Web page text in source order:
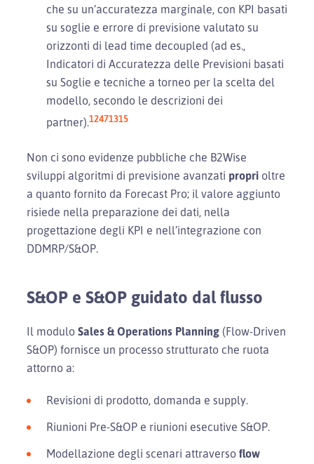
che su un’accuratezza marginale, con KPI basati
su soglie e errore di previsione valutato su
orizzonti di lead time decoupled (ad es.,
Indicatori di Accuratezza delle Previsioni basati
su Soglie e tecniche a torneo per la scelta del
modello, secondo le descrizioni dei
partner).12471315
Non ci sono evidenze pubbliche che B2Wise
sviluppi algoritmi di previsione avanzati propri oltre
a quanto fornito da Forecast Pro; il valore aggiunto
risiede nella preparazione dei dati, nella
progettazione degli KPI e nell’integrazione con
DDMRP/S&OP.
S&OP e S&OP guidato dal flusso
Il modulo Sales & Operations Planning (Flow-Driven
S&OP) fornisce un processo strutturato che ruota
attorno a:
Revisioni di prodotto, domanda e supply.
Riunioni Pre-S&OP e riunioni esecutive S&OP.
Modellazione degli scenari attraverso flow